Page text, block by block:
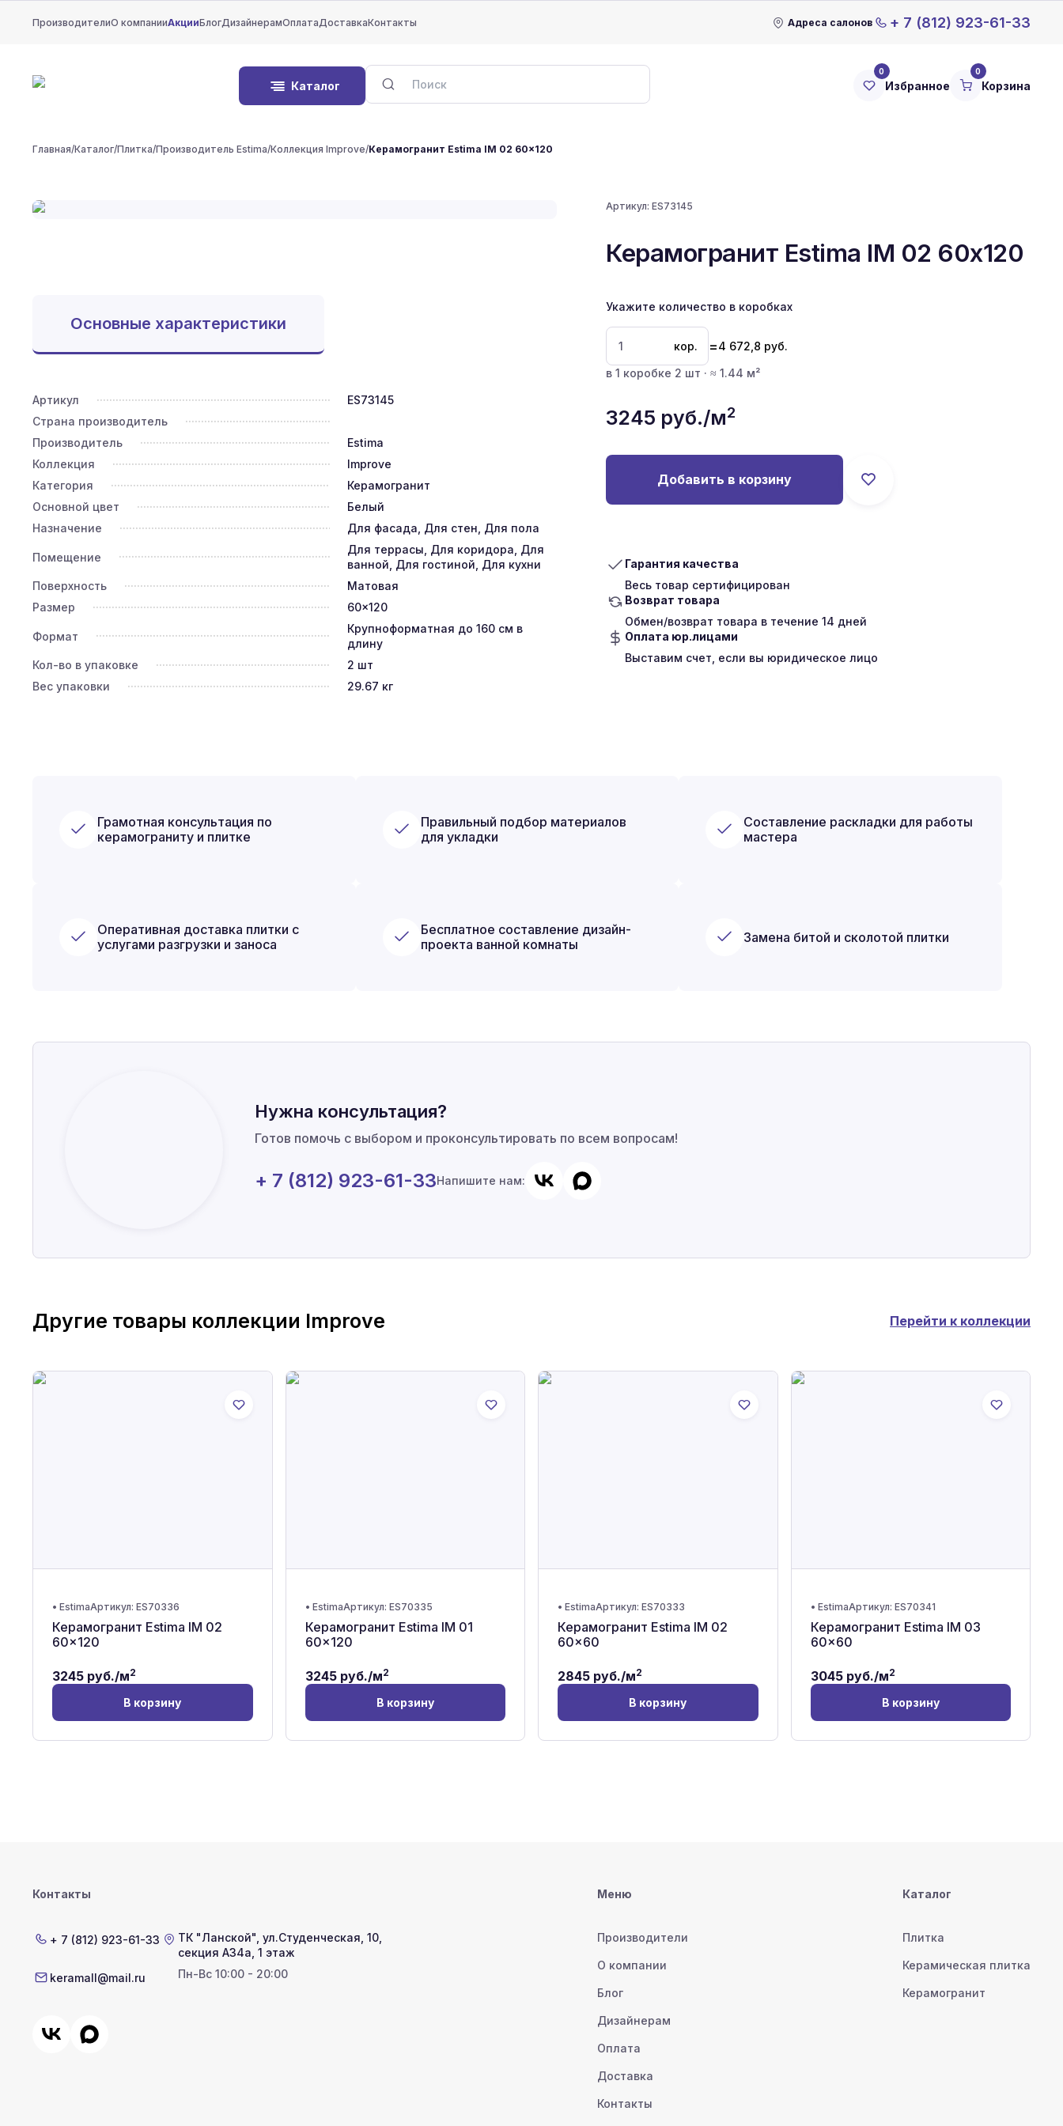
ПроизводителиО компанииАкцииБлогДизайнерамОплатаДоставкаКонтакты Адреса салонов + 7 (812) 923-61-33
Каталог
0
Избранное
0
Корзина
Главная/Каталог/Плитка/Производитель Estima/Коллекция Improve/Керамогранит Estima IM 02 60x120
Артикул:ES73145
Керамогранит Estima IM 02 60x120
Укажите количество в коробках
кор. =4 672,8 руб.
в 1 коробке 2 шт · ≈ 1.44 м²
3245 руб./м2
Добавить в корзину
Гарантия качества
Весь товар сертифицирован
Возврат товара
Обмен/возврат товара в течение 14 дней
Оплата юр.лицами
Выставим счет, если вы юридическое лицо
Основные характеристики
Артикул
ES73145
Страна производитель
Производитель
Estima
Коллекция
Improve
Категория
Керамогранит
Основной цвет
Белый
Назначение
Для фасада, Для стен, Для пола
Помещение
Для террасы, Для коридора, Для
ванной, Для гостиной, Для кухни
Поверхность
Матовая
Размер
60x120
Формат
Крупноформатная до 160 см в
длину
Кол-во в упаковке
2 шт
Вес упаковки
29.67 кг
Грамотная консультация по
керамограниту и плитке
Правильный подбор материалов
для укладки
Составление раскладки для работы
мастера
Оперативная доставка плитки с
услугами разгрузки и заноса
Бесплатное составление дизайн-
проекта ванной комнаты
Замена битой и сколотой плитки
Нужна консультация?
Готов помочь с выбором и проконсультировать по всем вопросам!
+ 7 (812) 923-61-33Напишите нам:
Другие товары коллекции Improve Перейти к коллекции
• EstimaАртикул: ES70336
Керамогранит Estima IM 02
60x120
3245 руб./м2
В корзину
• EstimaАртикул: ES70335
Керамогранит Estima IM 01
60x120
3245руб./м2
В корзину
• EstimaАртикул: ES70333
Керамогранит Estima IM 02
60x60
2845 руб./м2
В корзину
• EstimaАртикул: ES70341
Керамогранит Estima IM 03
60x60
3045руб./м2
В корзину
Контакты
+ 7 (812) 923-61-33
keramall@mail.ru
ТК "Ланской" ул.Студенческая, 10,
секция А34а, 1 этаж
Пн-Вс 10:00 - 20:00
Меню
Производители
О компании
Блог
Дизайнерам
Оплата
Доставка
Контакты
Каталог
Плитка
Керамическая плитка
Керамогранит